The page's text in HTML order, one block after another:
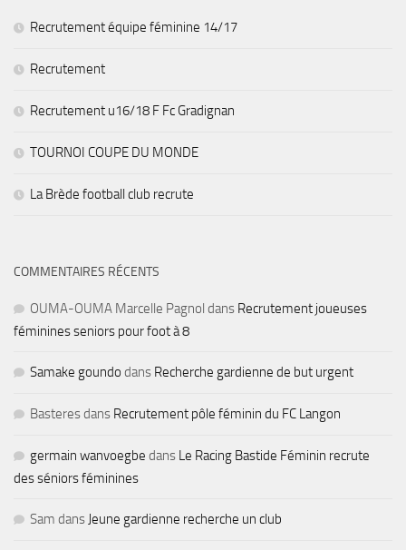
Recrutement équipe féminine 14/17
Recrutement
Recrutement u16/18 F Fc Gradignan
TOURNOI COUPE DU MONDE
La Brède football club recrute
COMMENTAIRES RÉCENTS
OUMA-OUMA Marcelle Pagnol dans Recrutement joueuses
féminines seniors pour foot à 8
Samake goundo dans Recherche gardienne de but urgent
Basteresdans Recrutement pôle féminin du FC Langon
germain wanvoegbe dans Le Racing Bastide Féminin recrute
des séniors féminines
Sam dans Jeune gardienne recherche un club